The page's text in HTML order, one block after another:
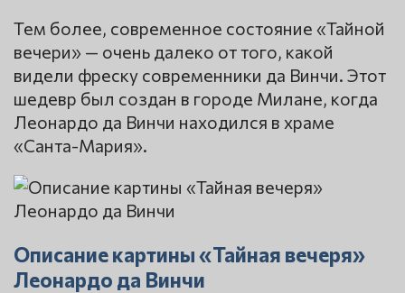
Тем более, современное состояние «Тайной
вечери» — очень далеко от того, какой
видели фреску современники да Винчи. Этот
шедевр был создан в городе Милане, когда
Леонардо да Винчи находился в храме
«Санта-Мария».
Описание картины «Тайная вечеря»
Леонардо да Винчи